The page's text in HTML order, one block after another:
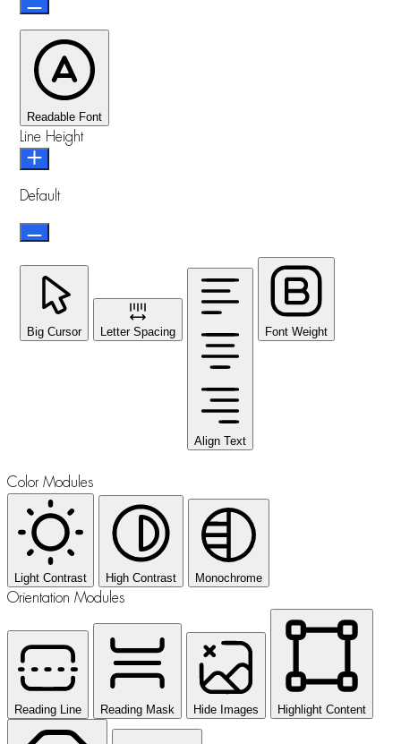
Readable Font
Line Height
Default
Big Cursor Letter Spacing
Align Text
Font Weight
Color Modules
Light Contrast High Contrast Monochrome
Orientation Modules
Reading Line Reading Mask Hide Images Highlight Content